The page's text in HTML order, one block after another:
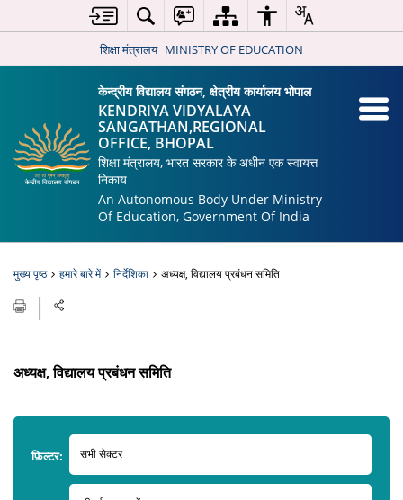
शिक्षा मंत्रालय MINISTRY OF EDUCATION
केन्द्रीय विद्यालय संगठन, क्षेत्रीय कार्यालय भोपाल
KENDRIYA VIDYALAYA
SANGATHAN,REGIONAL
OFFICE, BHOPAL
शिक्षा मंत्रालय, भारत सरकार के अधीन एक स्वायत्त
निकाय
An Autonomous Body Under Ministry
Of Education, Government Of India
मुख्य पृष्ठ हमारे बारे में निर्देशिका अध्यक्ष, विद्यालय प्रबंधन समिति
अध्यक्ष, विद्यालय प्रबंधन समिति
फ़िल्टर: